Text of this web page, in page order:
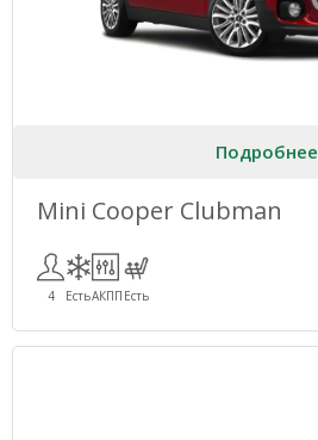
Подробнее
Mini Cooper Clubman
4 ЕстьАКПП Есть